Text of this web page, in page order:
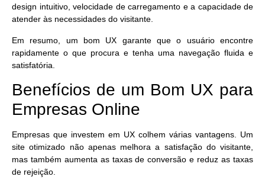
design intuitivo, velocidade de carregamento e a capacidade de
atender às necessidades do visitante.
Em resumo, um bom UX garante que o usuário encontre
rapidamente o que procura e tenha uma navegação fluida e
satisfatória.
Benefícios de um Bom UX para
Empresas Online
Empresas que investem em UX colhem várias vantagens. Um
site otimizado não apenas melhora a satisfação do visitante,
mas também aumenta as taxas de conversão e reduz as taxas
de rejeição.